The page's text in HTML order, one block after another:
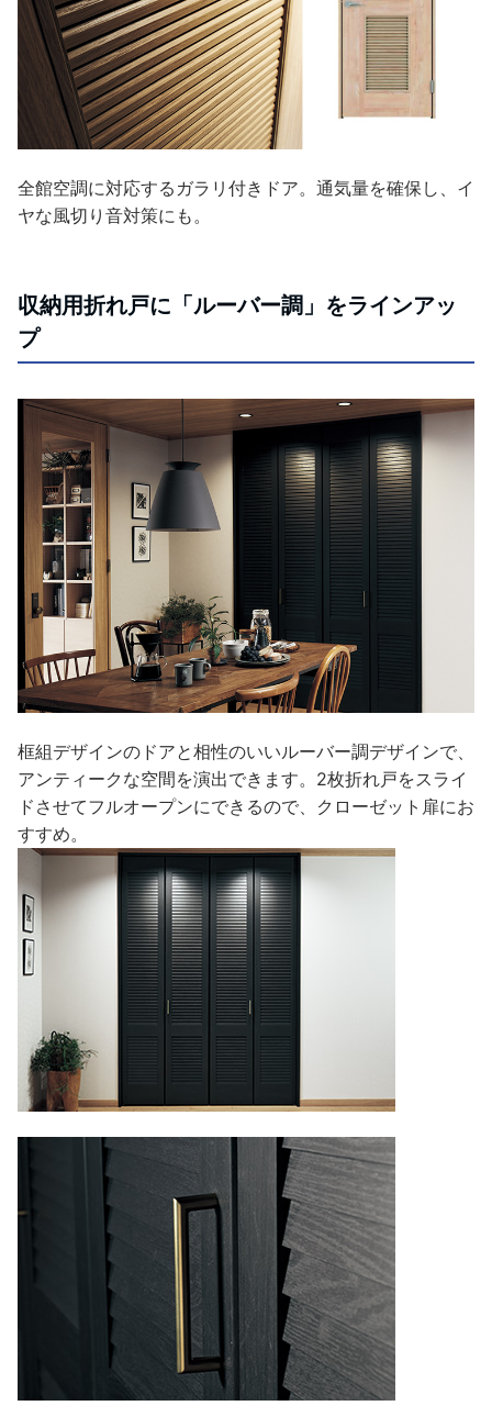
全館空調に対応するガラリ付きドア。通気量を確保し、イ
ヤな風切り音対策にも。
収納用折れ戸に「ルーバー調」をラインアッ
プ
框組デザインのドアと相性のいいルーバー調デザインで、
アンティークな空間を演出できます。2枚折れ戸をスライ
ドさせてフルオープンにできるので、クローゼット扉にお
すすめ。